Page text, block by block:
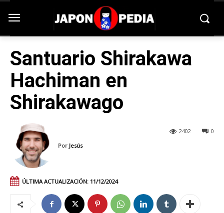
Santuario Shirakawa
Hachiman en
Shirakawago
0
2402
Por Jesús
ÚLTIMA ACTUALIZACIÓN: 11/12/2024